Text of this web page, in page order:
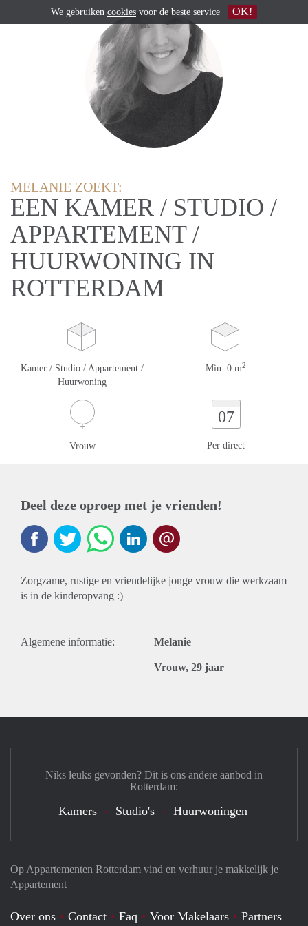
MELANIE ZOEKT:
EEN KAMER / STUDIO /
APPARTEMENT /
HUURWONING IN
ROTTERDAM
Kamer / Studio / Appartement /
Huurwoning
Min. 0 m2
Vrouw
07
Per direct
Deel deze oproep met je vrienden!
Zorgzame, rustige en vriendelijke jonge vrouw die werkzaam
is in de kinderopvang :)
Algemene informatie: Melanie
Vrouw, 29 jaar
Op Appartementen Rotterdam vind en verhuur je makkelijk je
Appartement
Over ons Contact Faq Voor Makelaars Partners
Niks leuks gevonden? Dit is ons andere aanbod in
Rotterdam:
Kamers Studio's Huurwoningen
We gebruiken cookies voor de beste service OK!